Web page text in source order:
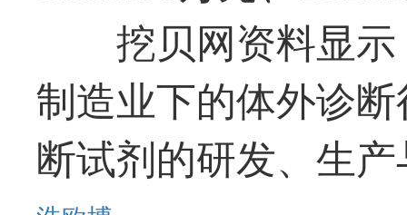
挖贝网资料显
制造业下的体外诊
断试剂的研发、生